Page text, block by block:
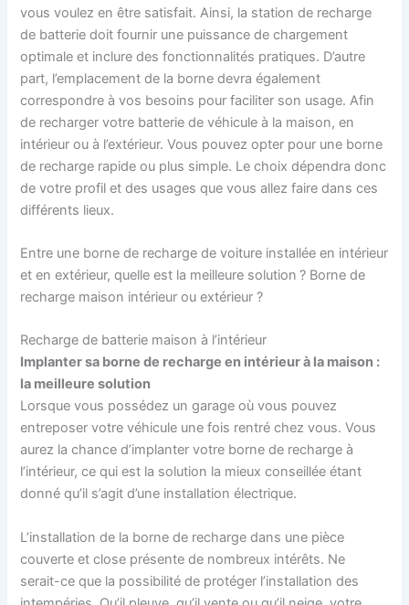
vous voulez en être satisfait. Ainsi, la station de recharge
de batterie doit fournir une puissance de chargement
optimale et inclure des fonctionnalités pratiques. D’autre
part, l’emplacement de la borne devra également
correspondre à vos besoins pour faciliter son usage. Afin
de recharger votre batterie de véhicule à la maison, en
intérieur ou à l’extérieur. Vous pouvez opter pour une borne
de recharge rapide ou plus simple. Le choix dépendra donc
de votre profil et des usages que vous allez faire dans ces
différents lieux.
Entre une borne de recharge de voiture installée en intérieur
et en extérieur, quelle est la meilleure solution ? Borne de
recharge maison intérieur ou extérieur ?
Recharge de batterie maison à l’intérieur
Implanter sa borne de recharge en intérieur à la maison :
la meilleure solution
Lorsque vous possédez un garage où vous pouvez
entreposer votre véhicule une fois rentré chez vous. Vous
aurez la chance d’implanter votre borne de recharge à
l’intérieur, ce qui est la solution la mieux conseillée étant
donné qu’il s’agit d’une installation électrique.
L’installation de la borne de recharge dans une pièce
couverte et close présente de nombreux intérêts. Ne
serait-ce que la possibilité de protéger l’installation des